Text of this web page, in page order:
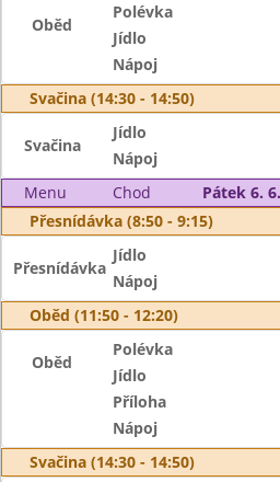
Oběd
Polévka
Jídlo
Nápoj
Svačina (14:30 - 14:50)
Svačina
Jídlo
Nápoj
Menu
Chod
Pátek 6.
Přesnídávka (8:50 - 9:15)
Přesnídávka
Jídlo
Nápoj
Oběd (11:50 - 12:20)
Oběd
Polévka
Jídlo
Příloha
Nápoj
Svačina (14:30 - 14:50)